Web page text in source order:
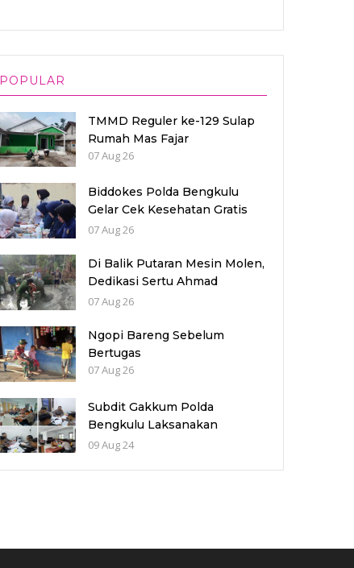
POPULAR
TMMD Reguler ke-129 Sulap
Rumah Mas Fajar
07 Aug 26
Biddokes Polda Bengkulu
Gelar Cek Kesehatan Gratis
untuk Purnawirawan Polri,
Pengabdian Berkelanjutan
07 Aug 26
Di Balik Putaran Mesin Molen,
Dedikasi Sertu Ahmad
Wujudkan Jalan Berkualitas
07 Aug 26
Ngopi Bareng Sebelum
Bertugas
07 Aug 26
Subdit Gakkum Polda
Bengkulu Laksanakan
Pemeriksaan Jumlah Laka
09 Aug 24